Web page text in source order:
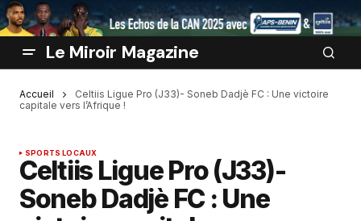
Le Miroir Magazine
Accueil
Celtiis Ligue Pro (J33)- Soneb Dadjè FC : Une victoire
capitale vers l’Afrique !
SPORTS LOCAUX
Celtiis Ligue Pro (J33)-
Soneb Dadjè FC : Une